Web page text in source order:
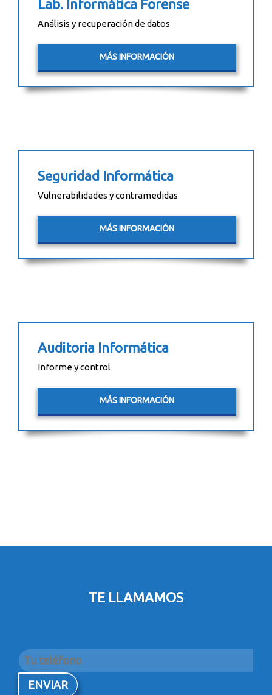
Lab. Informática Forense
Análisis y recuperación de datos
MÁS INFORMACIÓN
Seguridad Informática
Vulnerabilidades y contramedidas
MÁS INFORMACIÓN
Auditoria Informática
Informe y control
MÁS INFORMACIÓN
TE LLAMAMOS